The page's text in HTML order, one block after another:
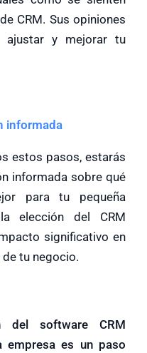
CRM. Sus opiniones
ajustar y mejorar tu
informada
estos pasos, estarás
informada sobre qué
para tu pequeña
elección del CRM
significativo en
tu negocio.
del software CRM
empresa es un paso